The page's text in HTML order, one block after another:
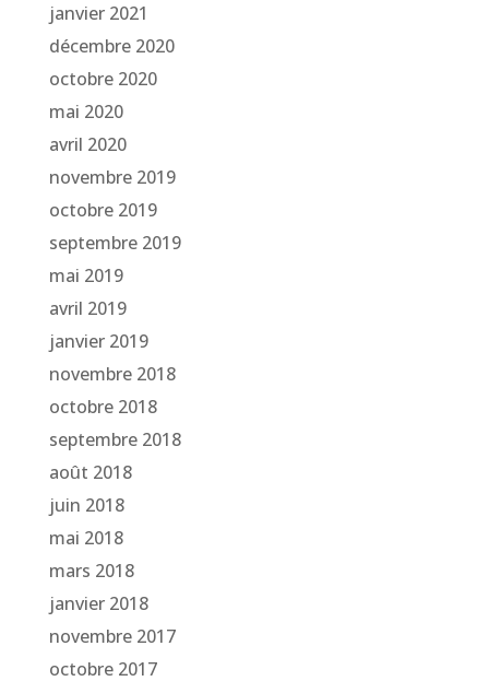
janvier 2021
décembre 2020
octobre 2020
mai 2020
avril 2020
novembre 2019
octobre 2019
septembre 2019
mai 2019
avril 2019
janvier 2019
novembre 2018
octobre 2018
septembre 2018
août 2018
juin 2018
mai 2018
mars 2018
janvier 2018
novembre 2017
octobre 2017